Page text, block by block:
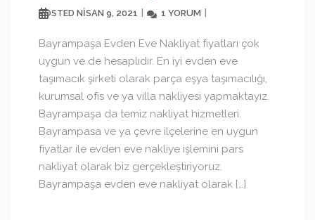
POSTED NISAN 9, 2021 1 YORUM
Bayrampaşa Evden Eve Nakliyat fiyatları çok
uygun ve de hesaplıdır. En iyi evden eve
taşımacık şirketi olarak parça eşya taşımacılığı,
kurumsal ofis ve ya villa nakliyesi yapmaktayız.
Bayrampaşa da temiz nakliyat hizmetleri.
Bayrampasa ve ya çevre ilçelerine en uygun
fiyatlar ile evden eve nakliye işlemini pars
nakliyat olarak biz gerçekleştiriyoruz.
Bayrampaşa evden eve nakliyat olarak […]